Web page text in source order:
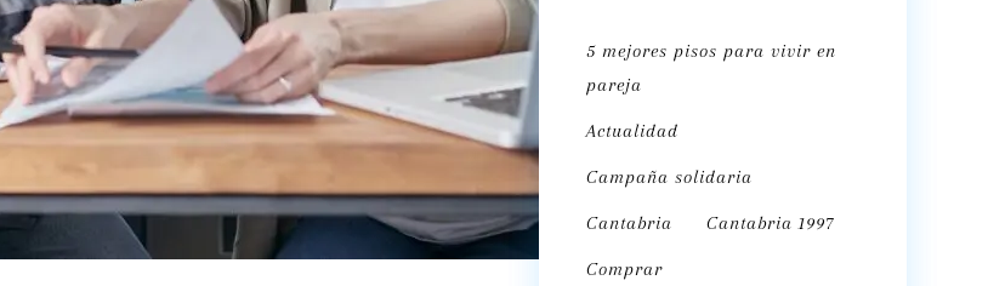
5 mejores pisos para vivir en
pareja
Actualidad
Campaña solidaria
Cantabria Cantabria 1997
Comprar